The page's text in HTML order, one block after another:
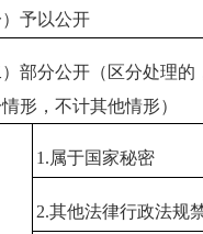
）予以公开
）部分公开 （区分处理的
形，不计其他情形）
1.属于国家秘密
2.其他法律行政法规